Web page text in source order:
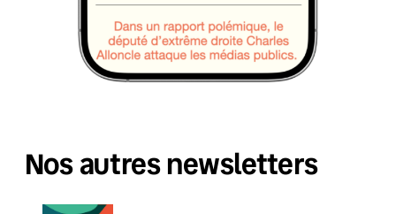
Nos autres newsletters